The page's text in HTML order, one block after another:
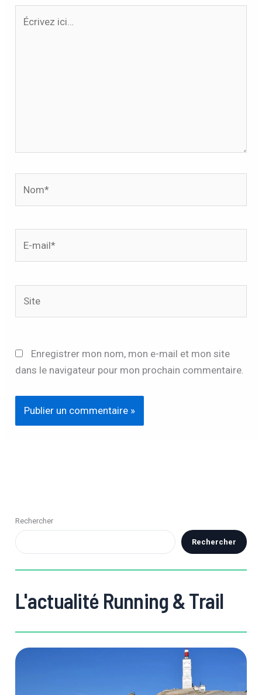
Enregistrer mon nom, mon e-mail et mon site
dans le navigateur pour mon prochain commentaire.
Rechercher
Rechercher
L'actualité Running & Trail